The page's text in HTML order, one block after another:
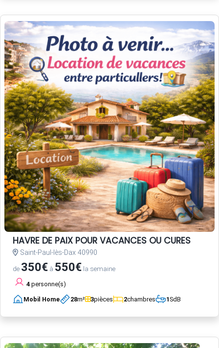
HAVRE DE PAIX POUR VACANCES OU CURES
Saint-Paul-lès-Dax 40990
de 350€ à 550€ la semaine
4 personne(s)
Mobil Home 28m² 3pièces 2chambres 1SdB